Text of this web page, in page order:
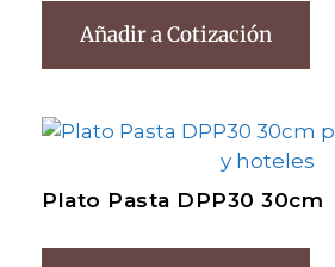
Añadir a Cotización
Plato Pasta DPP30 30cm